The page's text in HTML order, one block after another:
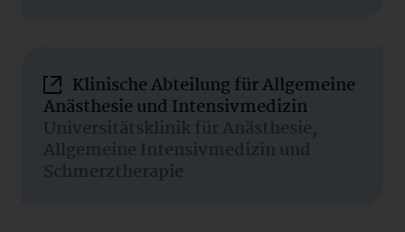
Klinische Abteilung für Allgemeine
Anästhesie und Intensivmedizin
Universitätsklinik für Anästhesie,
Allgemeine Intensivmedizin und
Schmerztherapie